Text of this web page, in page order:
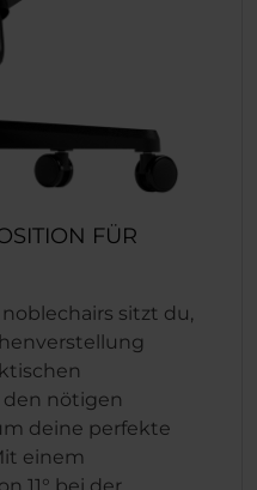
FÜR
sitzt du,
nötigen
deine perfekte
einem